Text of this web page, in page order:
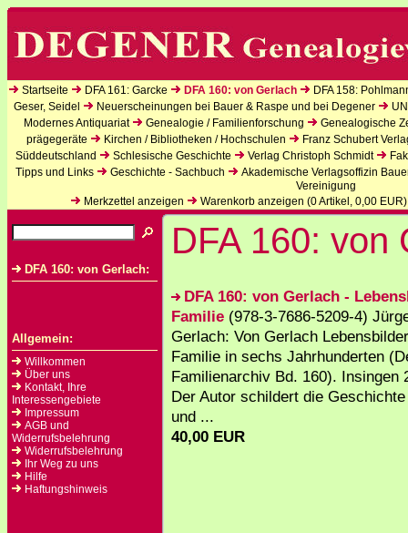
Startseite DFA 161: Garcke DFA 160: von Gerlach
DFA 158:
Geser, Seidel
Neuerscheinungen bei Bauer & Raspe und bei Degener
Modernes Antiquariat
Genealogie / Familienforschung
Genealogische
prägegeräte
Kirchen / Bibliotheken / Hochschulen
Franz Schubert
Süddeutschland
Schlesische Geschichte Verlag Christoph Schmidt
Tipps und Links
Geschichte - Sachbuch
Akademische Verlagsoffizin
Vereinigung
Merkzettel anzeigen
Warenkorb anzeigen (0Artikel, 0,00 EUR)
DFA 160: von Gerlach:
Allgemein:
Willkommen
Über uns
Kontakt, Ihre
Interessengebiete
Impressum
AGB und
Widerrufsbelehrung
Widerrufsbelehrung
Ihr Weg zu uns
Hilfe
Haftungshinweis
DFA 160: von
DFA 160: von Gerlach -
Familie (978-3-7686-5209-4)
Gerlach: Von Gerlach
Familie in sechs Jahrhunderten
Familienarchiv Bd. 160). Insingen
Der Autor schildert die
und ...
40,00 EUR